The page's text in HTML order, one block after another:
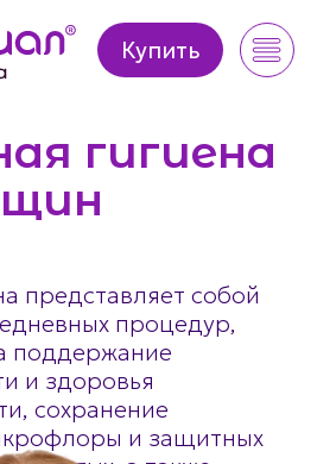
Купить
Купить
гигиена
представляет собой
процедур,
поддержание
и здоровья
сохранение
и защитных